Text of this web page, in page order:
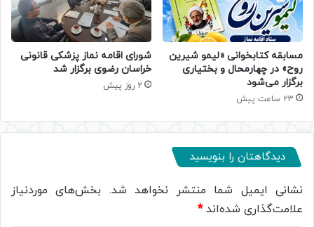
مسابقه کتابخوانی «لیمو شیرین
روح» در چهارمحال و بختیاری
برگزار می‌شود
23 ساعت پیش
شورای اقامه نماز پزشکی قانونی
خراسان رضوی برگزار شد
2 روز پیش
دیدگاهتان را بنویسید
نشانی ایمیل شما منتشر نخواهد شد. بخش‌های موردنیاز
علامت‌گذاری شده‌اند*